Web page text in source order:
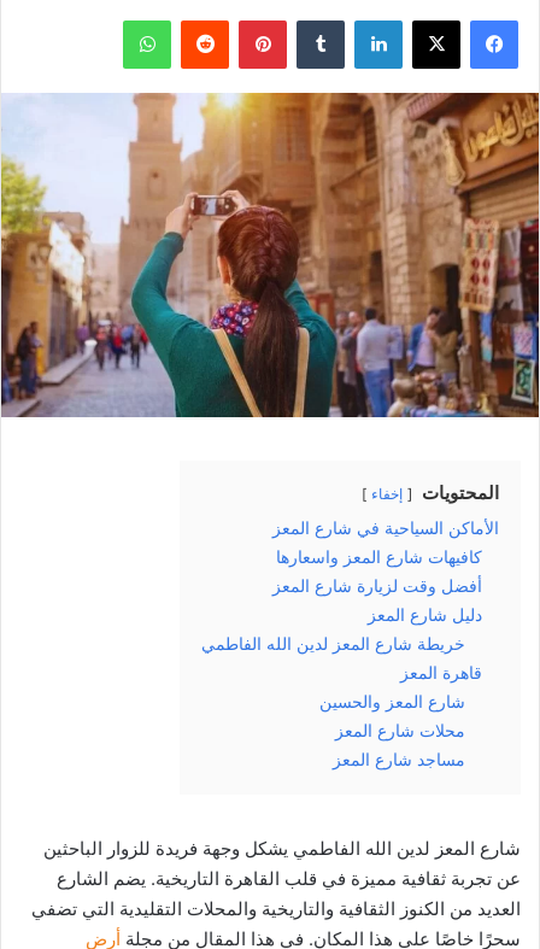
فيسبوك ‫X لينكدإن بينتيريست واتساب
المحتويات إخفاء
الأماكن السياحية في شارع المعز
كافيهات شارع المعز واسعارها
أفضل وقت لزيارة شارع المعز
دليل شارع المعز
خريطة شارع المعز لدين الله الفاطمي
قاهرة المعز
شارع المعز والحسين
محلات شارع المعز
مساجد شارع المعز
شارع المعز لدين الله الفاطمي يشكل وجهة فريدة للزوار الباحثين
عن تجربة ثقافية مميزة في قلب القاهرة التاريخية. يضم الشارع
العديد من الكنوز الثقافية والتاريخية والمحلات التقليدية التي تضفي
سحرًا خاصًا على هذا المكان. في هذا المقال من مجلة أرض